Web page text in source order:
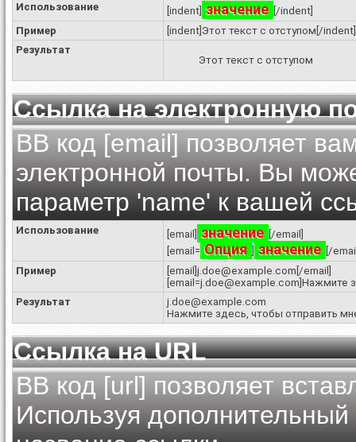
Использование [indent] значение [/indent]
Пример
[indent]Этот текст с отступом[/indent]
Результат
Этот текст с отступом
Ссылка на электронную
BB код [email] позволяет
электронной почты. Вы
параметр 'name' к вашей
Использование [email] значение [/email]
[email= Опция значение [/
Пример
[email]j.doe@example.com[/email]
[email=j.doe@example.com]Нажмите
Результат
j.doe@example.com
Нажмите здесь, чтобы отправить
Ссылка на URL
BB код [url] позволяет
Используя